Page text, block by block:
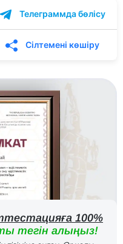
Телеграммда бөлісу
Сілтемені көшіру
100%
тегін алыңыз!